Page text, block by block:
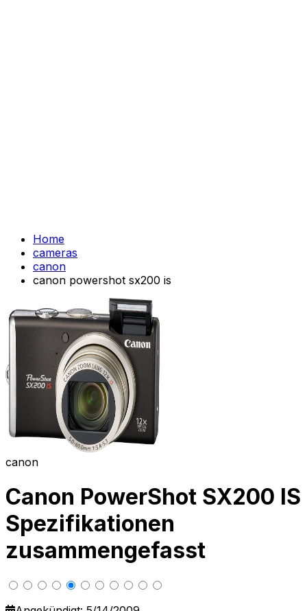
Home
cameras
canon
canon powershot sx200 is
canon
Canon PowerShot SX200 IS
Spezifikationen
zusammengefasst